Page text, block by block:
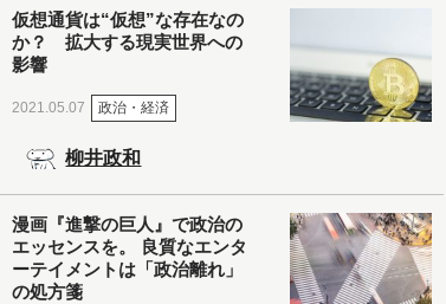
仮想通貨は“仮想”な存在なの
か？ 拡大する現実世界への
影響
2021.05.07 政治・経済
柳井政和
漫画『進撃の巨人』で政治の
エッセンスを。 良質なエンタ
ーテイメントは「政治離れ」
の処方箋